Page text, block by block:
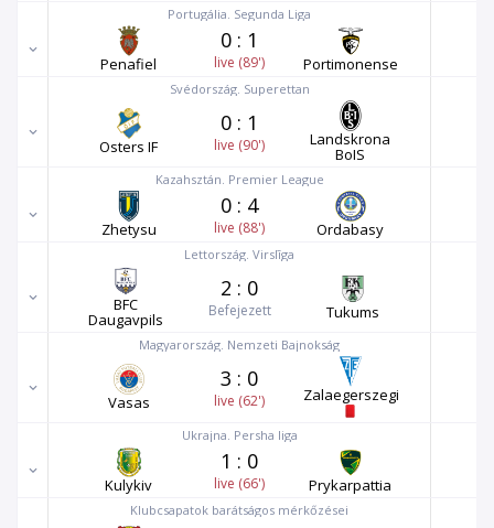
Portugália. Segunda Liga
Penafiel
0 : 1
live (89') Portimonense
Svédország. Superettan
Osters IF
0 : 1
live (90') Landskrona
BoIS
Kazahsztán. Premier League
Zhetysu
0 : 4
live (88') Ordabasy
Lettország. Virslīga
BFC
Daugavpils
2 : 0
Befejezett Tukums
Magyarország. Nemzeti Bajnokság
Vasas
3 : 0
live (62') Zalaegerszegi
Ukrajna. Persha liga
Kulykiv
1 : 0
live (66') Prykarpattia
Klubcsapatok barátságos mérkőzései